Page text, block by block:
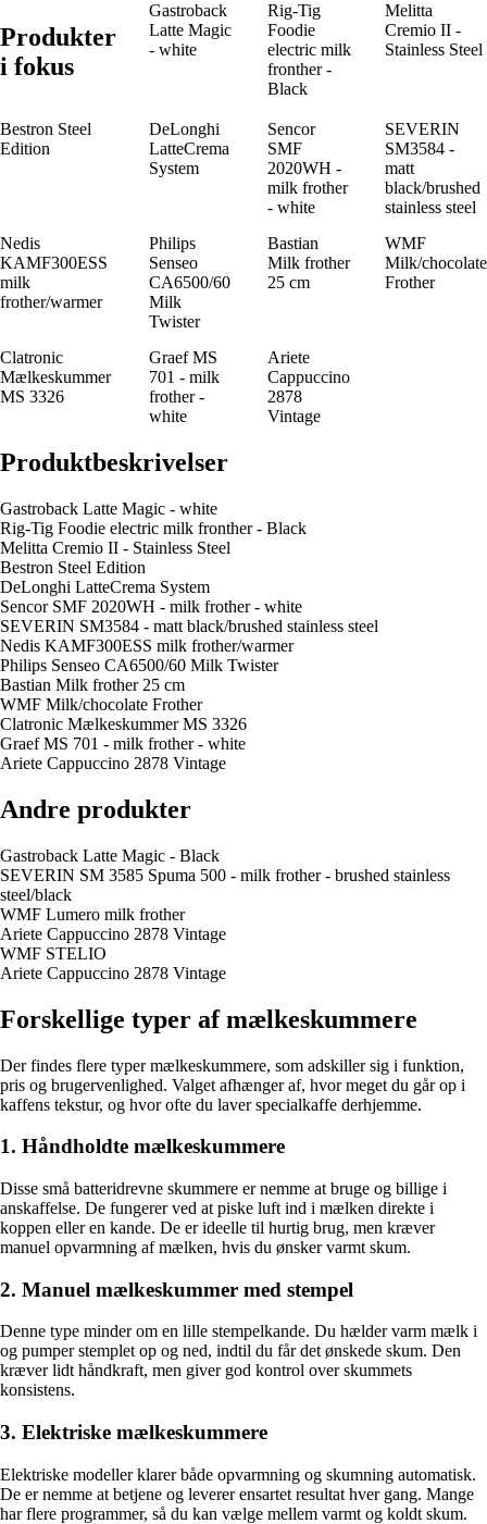
Produkter
i fokus
Gastroback
Latte Magic
- white
Rig-Tig
Foodie
electric milk
fronther -
Black
Melitta
Cremio II -
Stainless Steel
Bestron Steel
Edition
DeLonghi
LatteCrema
System
Sencor
SMF
2020WH -
milk frother
- white
SEVERIN
SM3584 -
matt
black/brushed
stainless steel
Nedis
KAMF300ESS
milk
frother/warmer
Philips
Senseo
CA6500/60
Milk
Twister
Bastian
Milk frother
25 cm
WMF
Milk/chocolate
Frother
Clatronic
Mælkeskummer
MS 3326
Graef MS
701 - milk
frother -
white
Ariete
Cappuccino
2878
Vintage
Produktbeskrivelser
Gastroback Latte Magic - white
Rig-Tig Foodie electric milk fronther - Black
Melitta Cremio II - Stainless Steel
Bestron Steel Edition
DeLonghi LatteCrema System
Sencor SMF 2020WH - milk frother - white
SEVERIN SM3584 - matt black/brushed stainless steel
Nedis KAMF300ESS milk frother/warmer
Philips Senseo CA6500/60 Milk Twister
Bastian Milk frother 25 cm
WMF Milk/chocolate Frother
Clatronic Mælkeskummer MS 3326
Graef MS 701 - milk frother - white
Ariete Cappuccino 2878 Vintage
Andre produkter
Gastroback Latte Magic - Black
SEVERIN SM 3585 Spuma 500 - milk frother - brushed stainless
steel/black
WMF Lumero milk frother
Ariete Cappuccino 2878 Vintage
WMF STELIO
Ariete Cappuccino 2878 Vintage
Forskellige typer af mælkeskummere
Der findes flere typer mælkeskummere, som adskiller sig i funktion,
pris og brugervenlighed. Valget afhænger af, hvor meget du går op i
kaffens tekstur, og hvor ofte du laver specialkaffe derhjemme.
1. Håndholdte mælkeskummere
Disse små batteridrevne skummere er nemme at bruge og billige i
anskaffelse. De fungerer ved at piske luft ind i mælken direkte i
koppen eller en kande. De er ideelle til hurtig brug, men kræver
manuel opvarmning af mælken, hvis du ønsker varmt skum.
2. Manuel mælkeskummer med stempel
Denne type minder om en lille stempelkande. Du hælder varm mælk i
og pumper stemplet op og ned, indtil du får det ønskede skum. Den
kræver lidt håndkraft, men giver god kontrol over skummets
konsistens.
3. Elektriske mælkeskummere
Elektriske modeller klarer både opvarmning og skumning automatisk.
De er nemme at betjene og leverer ensartet resultat hver gang. Mange
har flere programmer, så du kan vælge mellem varmt og koldt skum.